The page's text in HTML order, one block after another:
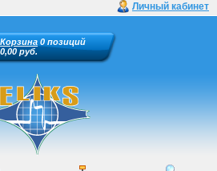
Личный кабинет
Корзина 0 позиций
0,00 руб.